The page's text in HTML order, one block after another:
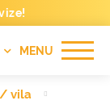
MENU
vila